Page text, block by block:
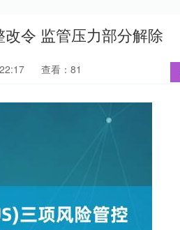
令 监管压力部分解除
查看：81